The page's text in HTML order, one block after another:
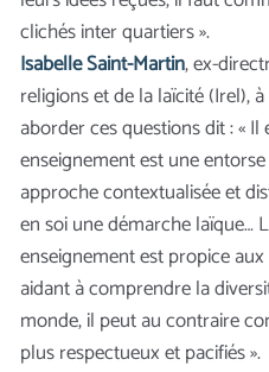
clichés inter quartiers ».
Isabelle Saint-Martin, ex-
religions et de la laïcité (Irel),
aborder ces questions dit : «
enseignement est une
approche contextualisée et
en soi une démarche laïque…
enseignement est propice
aidant à comprendre la
monde, il peut au contraire
plus respectueux et pacifiés ».